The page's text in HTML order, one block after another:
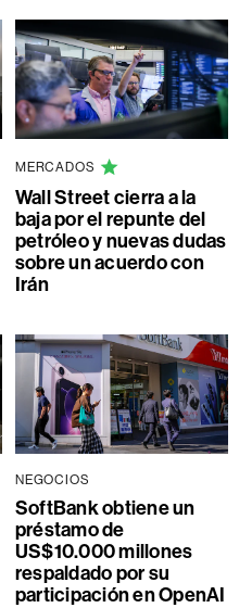
MERCADOS
Wall Street cierra a la
baja por el repunte del
petróleo y nuevas dudas
sobre un acuerdo con
Irán
NEGOCIOS
SoftBank obtiene un
préstamo de
US$10.000 millones
respaldado por su
participación en OpenAI